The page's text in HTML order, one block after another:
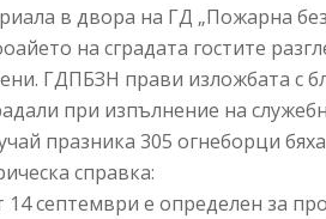
в двора на ГД „Пожарна
на сградата гостите
ГДПБЗН прави изложбата с
при изпълнение на
празника 305 огнеборци
справка:
14 септември е определен за